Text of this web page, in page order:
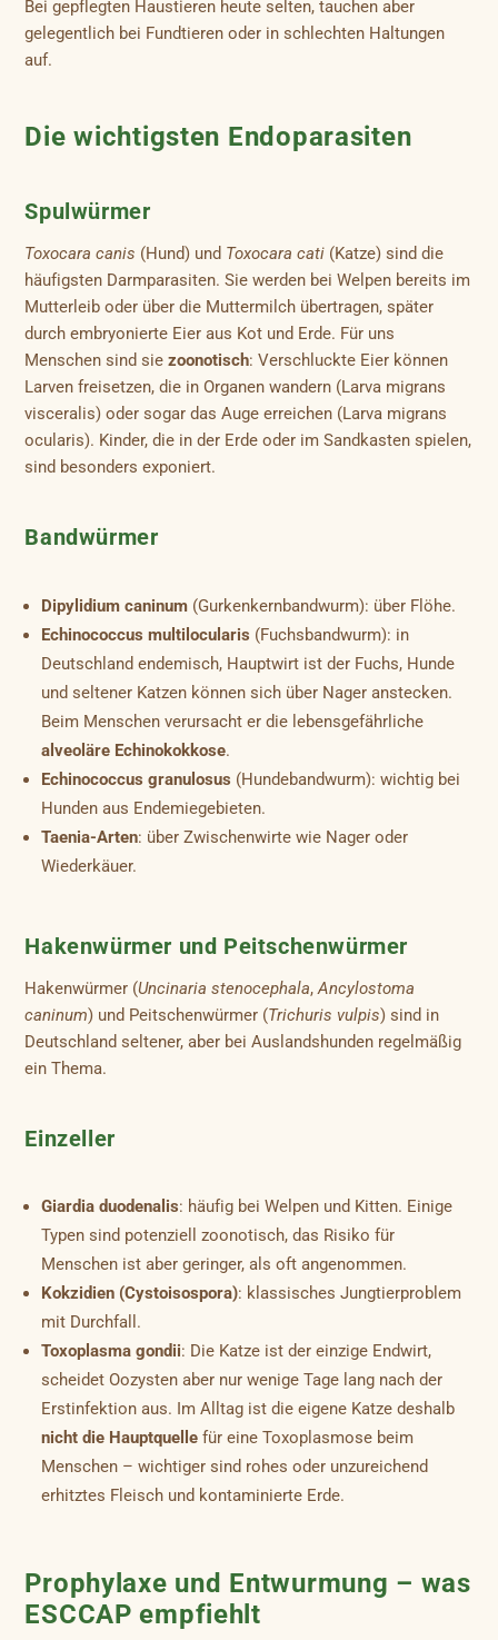
Bei gepflegten Haustieren heute selten, tauchen aber
gelegentlich bei Fundtieren oder in schlechten Haltungen
auf.
Die wichtigsten Endoparasiten
Spulwürmer
Toxocara canis (Hund) und Toxocara cati (Katze) sind die
häufigsten Darmparasiten. Sie werden bei Welpen bereits im
Mutterleib oder über die Muttermilch übertragen, später
durch embryonierte Eier aus Kot und Erde. Für uns
Menschen sind siezoonotisch: Verschluckte Eier können
Larven freisetzen, die in Organen wandern (Larva migrans
visceralis) oder sogar das Auge erreichen (Larva migrans
ocularis). Kinder, die in der Erde oder im Sandkasten spielen,
sind besonders exponiert.
Bandwürmer
Dipylidium caninum (Gurkenkernbandwurm): über Flöhe.
Echinococcus multilocularis (Fuchsbandwurm): in
Deutschland endemisch, Hauptwirt ist der Fuchs, Hunde
und seltener Katzen können sich über Nager anstecken.
Beim Menschen verursacht er die lebensgefährliche
alveoläre Echinokokkose.
Echinococcus granulosus (Hundebandwurm): wichtig bei
Hunden aus Endemiegebieten.
Taenia-Arten: über Zwischenwirte wie Nager oder
Wiederkäuer.
Hakenwürmer und Peitschenwürmer
Hakenwürmer (Uncinaria stenocephala,Ancylostoma
caninum) und Peitschenwürmer (Trichuris vulpis) sind in
Deutschland seltener, aber bei Auslandshunden regelmäßig
ein Thema.
Einzeller
Giardia duodenalis: häufig bei Welpen und Kitten. Einige
Typen sind potenziell zoonotisch, das Risiko für
Menschen ist aber geringer, als oft angenommen.
Kokzidien (Cystoisospora): klassisches Jungtierproblem
mit Durchfall.
Toxoplasma gondii: Die Katze ist der einzige Endwirt,
scheidet Oozysten aber nur wenige Tage lang nach der
Erstinfektion aus. Im Alltag ist die eigene Katze deshalb
nicht die Hauptquelle für eine Toxoplasmose beim
Menschen – wichtiger sind rohes oder unzureichend
erhitztes Fleisch und kontaminierte Erde.
Prophylaxe und Entwurmung – was
ESCCAP empfiehlt